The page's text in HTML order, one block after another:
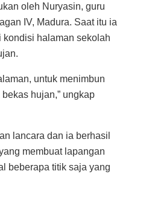
oleh Nuryasin, guru
IV, Madura. Saat itu ia
kondisi halaman sekolah
untuk menimbun
hujan,” ungkap
lancara dan ia berhasil
membuat lapangan
beberapa titik saja yang